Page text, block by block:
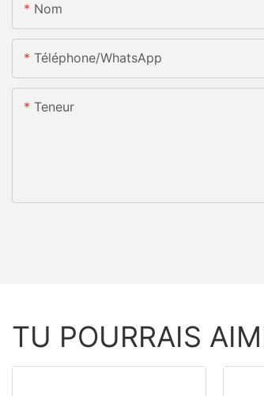
Nom
Téléphone/WhatsApp
Teneur
TU POURRAIS